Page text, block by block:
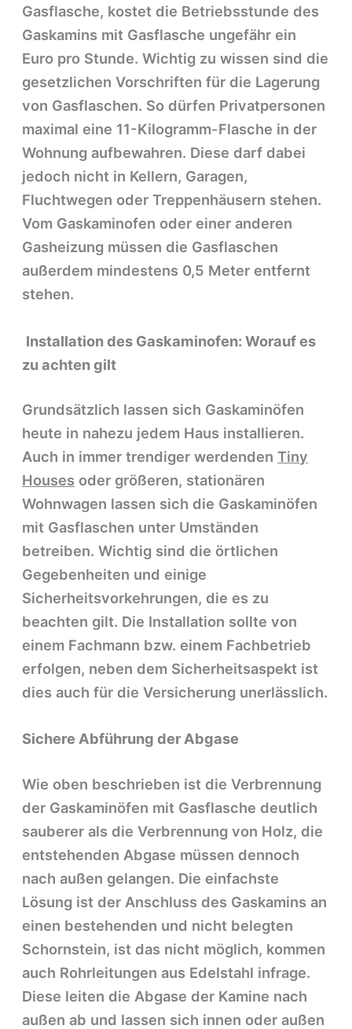
Gasflasche, kostet die Betriebsstunde des
Gaskamins mit Gasflasche ungefähr ein
Euro pro Stunde. Wichtig zu wissen sind die
gesetzlichen Vorschriften für die Lagerung
von Gasflaschen. So dürfen Privatpersonen
maximal eine 11-Kilogramm-Flasche in der
Wohnung aufbewahren. Diese darf dabei
jedoch nicht in Kellern, Garagen,
Fluchtwegen oder Treppenhäusern stehen.
Vom Gaskaminofen oder einer anderen
Gasheizung müssen die Gasflaschen
außerdem mindestens 0,5 Meter entfernt
stehen.
Installation des Gaskaminofen: Worauf es
zu achten gilt
Grundsätzlich lassen sich Gaskaminöfen
heute in nahezu jedem Haus installieren.
Auch in immer trendiger werdendenTiny
Houses oder größeren, stationären
Wohnwagen lassen sich die Gaskaminöfen
mit Gasflaschen unter Umständen
betreiben. Wichtig sind die örtlichen
Gegebenheiten und einige
Sicherheitsvorkehrungen, die es zu
beachten gilt. Die Installation sollte von
einem Fachmann bzw. einem Fachbetrieb
erfolgen, neben dem Sicherheitsaspekt ist
dies auch für die Versicherung unerlässlich.
Sichere Abführung der Abgase
Wie oben beschrieben ist die Verbrennung
der Gaskaminöfen mit Gasflasche deutlich
sauberer als die Verbrennung von Holz, die
entstehenden Abgase müssen dennoch
nach außen gelangen. Die einfachste
Lösung ist der Anschluss des Gaskamins an
einen bestehenden und nicht belegten
Schornstein, ist das nicht möglich, kommen
auch Rohrleitungen aus Edelstahl infrage.
Diese leiten die Abgase der Kamine nach
außen ab und lassen sich innen oder außen